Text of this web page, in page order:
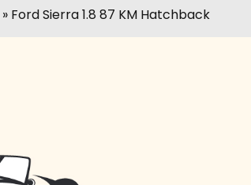
» Ford Sierra 1.8 87 KM Hatchback